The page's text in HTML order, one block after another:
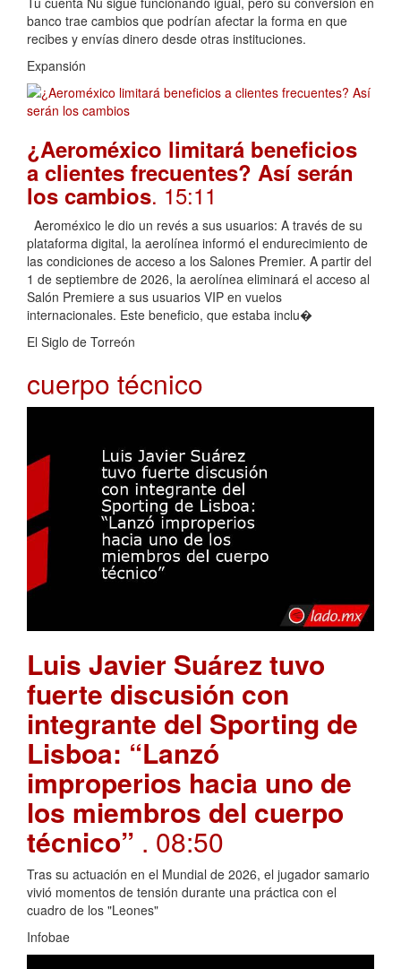
banco trae cambios que podrían afectar la forma en que
recibes y envías dinero desde otras instituciones.
Expansión
¿Aeroméxico limitará beneficios
a clientes frecuentes? Así serán
los cambios. 15:11
Aeroméxico le dio un revés a sus usuarios: A través de su
plataforma digital, la aerolínea informó el endurecimiento de
las condiciones de acceso a los Salones Premier. A partir del
1 de septiembre de 2026, la aerolínea eliminará el acceso al
Salón Premiere a sus usuarios VIP en vuelos
internacionales. Este beneficio, que estaba inclu�
El Siglo de Torreón
cuerpo técnico
Luis Javier Suárez tuvo
fuerte discusión con
integrante del Sporting de
Lisboa: “Lanzó
improperios hacia uno de
los miembros del cuerpo
técnico” . 08:50
Tras su actuación en el Mundial de 2026, el jugador samario
vivió momentos de tensión durante una práctica con el
cuadro de los "Leones"
Infobae